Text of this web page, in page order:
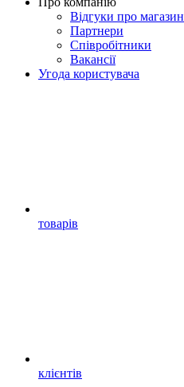
Відгуки про магазин
Партнери
Співробітники
Вакансії
Угода користувача
товарів
клієнтів